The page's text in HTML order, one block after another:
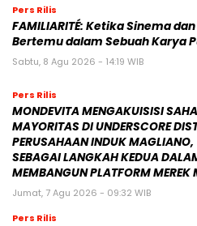
Pers Rilis
FAMILIARITÉ: Ketika Sinema
Bertemu dalam Sebuah Karya
Sabtu, 8 Agu 2026 - 14:19 WIB
Pers Rilis
MONDEVITA MENGAKUISISI
MAYORITAS DI UNDERSCORE
PERUSAHAAN INDUK MAGLIANO,
SEBAGAI LANGKAH KEDUA
MEMBANGUN PLATFORM MEREK
Jumat, 7 Agu 2026 - 09:32 WIB
Pers Rilis